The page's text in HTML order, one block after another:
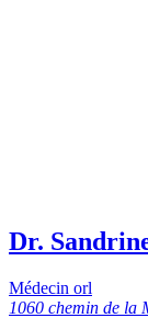
Dr.
Médecin orl
1060 chemin de la